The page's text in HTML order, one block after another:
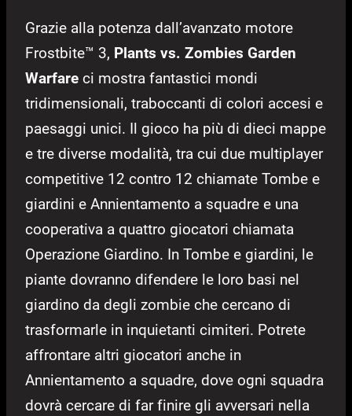
Grazie alla potenza dall’avanzato motore
Frostbite™ 3, Plants vs. Zombies Garden
Warfare ci mostra fantastici mondi
tridimensionali, traboccanti di colori accesi e
paesaggi unici. Il gioco ha più di dieci mappe
e tre diverse modalità, tra cui due multiplayer
competitive 12 contro 12 chiamate Tombe e
giardini e Annientamento a squadre e una
cooperativa a quattro giocatori chiamata
Operazione Giardino. In Tombe e giardini, le
piante dovranno difendere le loro basi nel
giardino da degli zombie che cercano di
trasformarle in inquietanti cimiteri. Potrete
affrontare altri giocatori anche in
Annientamento a squadre, dove ogni squadra
dovrà cercare di far finire gli avversari nella